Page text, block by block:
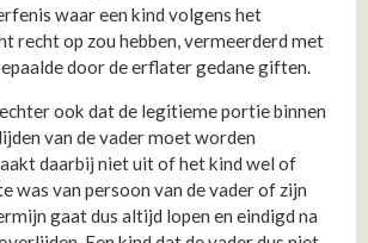
waar een kind volgens het
recht op zou hebben, vermeerderd met
door de erflater gedane giften.
ook dat de legitieme portie binnen
van de vader moet worden
daarbij niet uit of het kind wel of
was van persoon van de vader of zijn
gaat dus altijd lopen en eindigd na